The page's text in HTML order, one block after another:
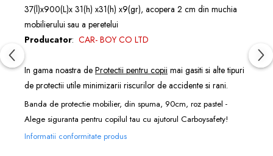
37(l)x900(L)x 31(h) x31(h) x9(gr), acopera 2 cm din muchia
mobilierului sau a peretelui
Producator: CAR- BOY CO LTD
In gama noastra de Protectii pentru copii mai gasiti si alte tipuri
de protectii utile minimizarii riscurilor de accidente si rani.
Banda de protectie mobilier, din spuma, 90cm, roz pastel -
Alege siguranta pentru copilul tau cu ajutorul Carboysafety!
Informatii conformitate produs